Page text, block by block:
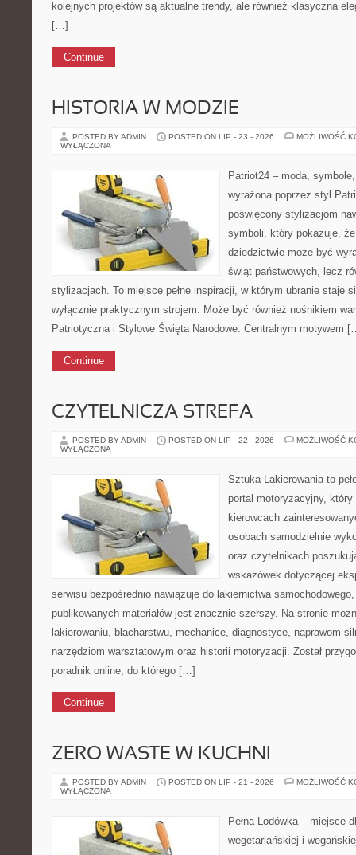
kolejnych projektów są aktualne trendy, ale również klasyczna
[…]
Continue
HISTORIA W MODZIE
POSTED BY ADMIN POSTED ON LIP - 23 - 2026
MOŻLIWOŚĆ
WYŁĄCZONA
Patriot24 – moda,
wyrażona poprzez styl
poświęcony stylizacjom
symboli, który pokazuje,
dziedzictwie może być
świąt państwowych, lecz
stylizacjach. To miejsce pełne inspiracji, w którym ubranie staje
wyłącznie praktycznym strojem. Może być również nośnikiem
Patriotyczna i Stylowe Święta Narodowe. Centralnym motywem
Continue
CZYTELNICZA STREFA
POSTED BY ADMIN POSTED ON LIP - 22 - 2026
MOŻLIWOŚĆ
WYŁĄCZONA
Sztuka Lakierowania to
portal motoryzacyjny, który
kierowcach
osobach samodzielnie
oraz czytelnikach
wskazówek dotyczącej
serwisu bezpośrednio nawiązuje do lakiernictwa
publikowanych materiałów jest znacznie szerszy. Na stronie
lakierowaniu, blacharstwu, mechanice, diagnostyce, naprawom
narzędziom warsztatowym oraz historii motoryzacji. Został
poradnik online, do którego […]
Continue
ZERO WASTE W KUCHNI
POSTED BY ADMIN POSTED ON LIP - 21 - 2026
MOŻLIWOŚĆ
WYŁĄCZONA
Pełna Lodówka – miejsce
wegetariańskiej i